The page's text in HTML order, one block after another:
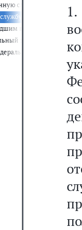
службу
военную службу
закон "О воинской
закона